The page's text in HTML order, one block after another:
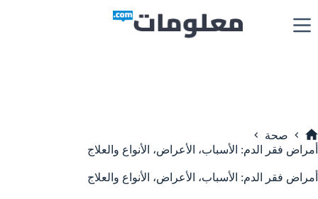
إلى
المحتوى
الرئيسية
صحة
أمراض فقر الدم: الأسباب، الأعراض، الأنواع والعلاج
أمراض فقر الدم: الأسباب، الأعراض، الأنواع والعلاج